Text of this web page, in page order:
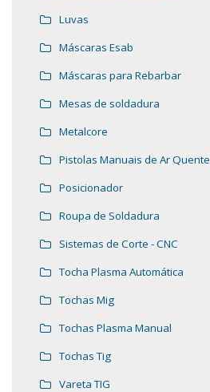
Luvas
Máscaras Esab
Máscaras para Rebarbar
Mesas de soldadura
Metalcore
Pistolas Manuais de Ar Quente
Posicionador
Roupa de Soldadura
Sistemas de Corte - CNC
Tocha Plasma Automática
Tochas Mig
Tochas Plasma Manual
Tochas Tig
Vareta TIG